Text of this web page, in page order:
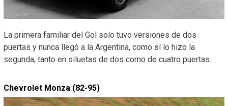
La primera familiar del Gol solo tuvo versiones de dos
puertas y nunca llegó a la Argentina, como sí lo hizo la
segunda, tanto en siluetas de dos como de cuatro puertas.
Chevrolet Monza (82-95)